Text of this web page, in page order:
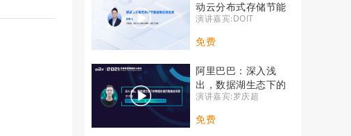
动云分布式存储节能
减排应用实践
演讲嘉宾:DOIT
免费
阿里巴巴：深入浅
出，数据湖生态下的
数据价值挖掘最佳实
践
演讲嘉宾:罗庆超
免费